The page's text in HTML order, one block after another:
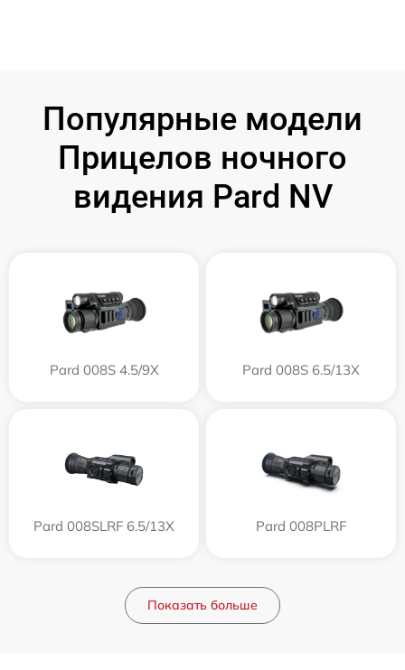
Популярные модели
Прицелов ночного
видения Pard NV
Pard 008S 4.5/9X Pard 008S 6.5/13X
Pard 008SLRF 6.5/13X Pard 008PLRF
Показать больше